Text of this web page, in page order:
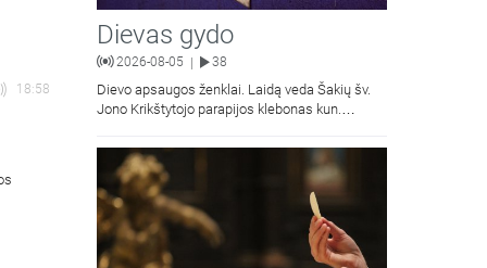
18:58
Dievas gydo
2026-08-05 | 38
Dievo apsaugos ženklai. Laidą veda Šakių šv.
Jono Krikštytojo parapijos klebonas kun.